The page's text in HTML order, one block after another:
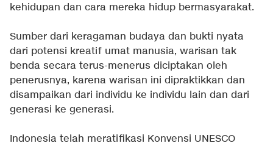
kehidupan dan cara mereka hidup bermasyarakat.
Sumber dari keragaman budaya dan bukti nyata
dari potensi kreatif umat manusia, warisan tak
benda secara terus-menerus diciptakan oleh
penerusnya, karena warisan ini dipraktikkan dan
disampaikan dari individu ke individu lain dan dari
generasi ke generasi.
Indonesia telah meratifikasi Konvensi UNESCO